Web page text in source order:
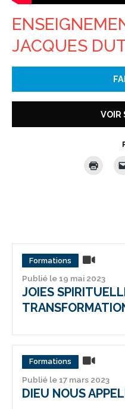
JACQUES
VOIR
Formations
Publié le 19 mai 2023
JOIES
Formations
Publié le 17 mars 2023
DIEU NOUS